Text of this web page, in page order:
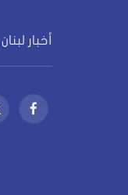
أخبار لبنان